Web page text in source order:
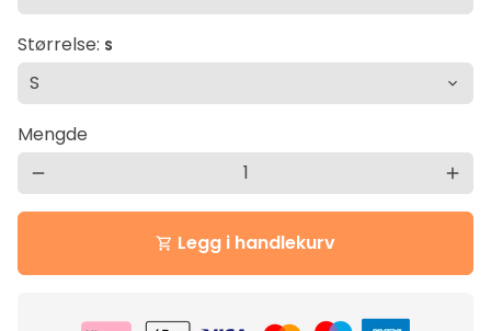
Størrelse: S
Mengde
remove add
shopping_cart Legg i handlekurv